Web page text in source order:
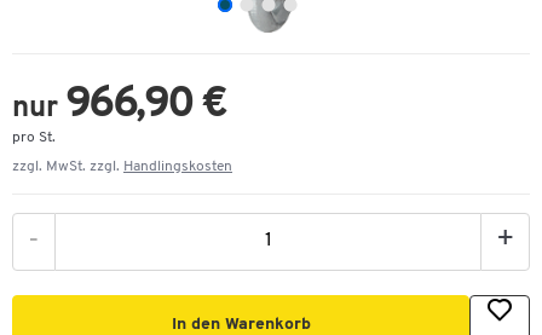
nur 966,90 €
pro St.
zzgl. MwSt. zzgl. Handlingskosten
- +
In den Warenkorb